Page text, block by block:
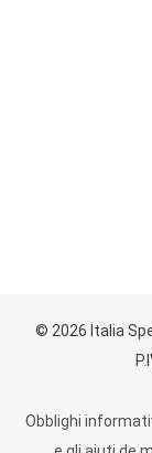
© 2026 Italia
Obblighi